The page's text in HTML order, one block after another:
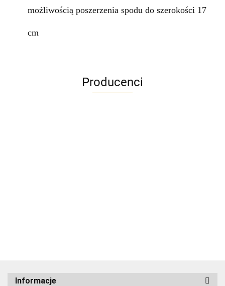
możliwością poszerzenia spodu do szerokości 17
cm
Producenci
Informacje